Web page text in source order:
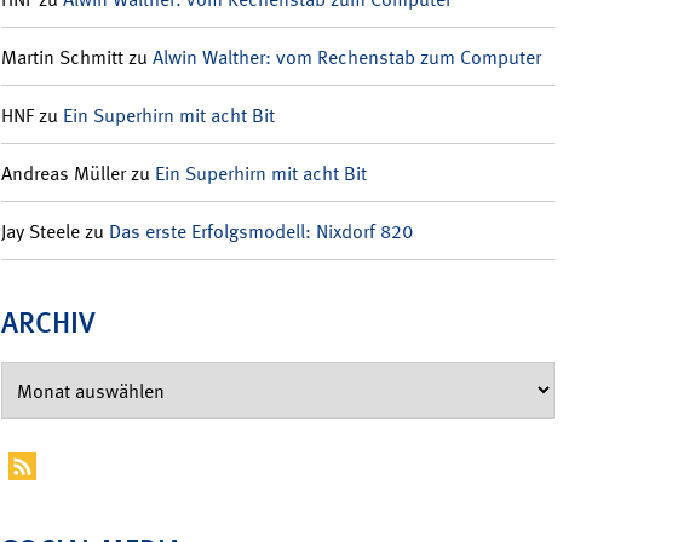
Martin Schmittzu Alwin Walther: vom Rechenstab zum Computer
HNFzu Ein Superhirn mit acht Bit
Andreas Müllerzu Ein Superhirn mit acht Bit
Jay Steelezu Das erste Erfolgsmodell: Nixdorf 820
ARCHIV